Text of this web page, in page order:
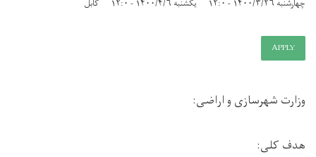
چهارشنبه ۱۴۰۰/۳/۲۶ - ۱۲:۰ یکشنبه ۱۴۰۰/۴/۶ - ۱۲:۰ کابل
APPLY
وزارت شهرسازی و اراضی:
هدف کلی: